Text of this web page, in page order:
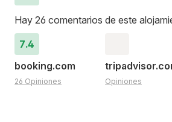
Hay 26 comentarios de este
7.4
booking.com
26 Opiniones Opiniones